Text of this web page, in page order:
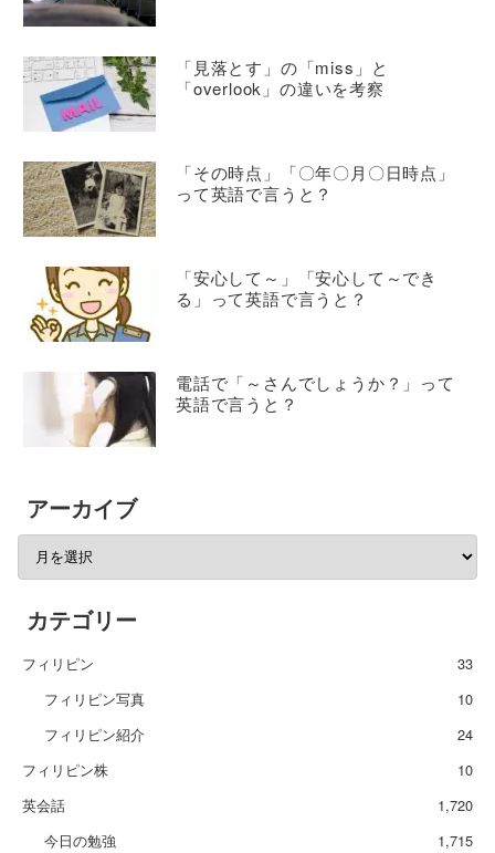
「見落とす」の「miss」と
「overlook」の違いを考察
「その時点」「〇年〇月〇日時点」
って英語で言うと？
「安心して～」「安心して～でき
る」って英語で言うと？
電話で「～さんでしょうか？」って
英語で言うと？
アーカイブ
カテゴリー
フィリピン
33
フィリピン写真
10
フィリピン紹介
24
フィリピン株
10
英会話
1,720
今日の勉強
1,715